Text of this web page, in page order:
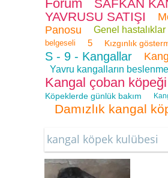
Forum
SAFKAN
YAVRUSU SATIŞI
Panosu
Genel hastalıklar
belgeseli
5 Kızgınlık
S - 9 - Kangallar
Yavru kangalların
Kangal çoban
Köpeklerde günlük bakım
Damızlık kangal
kangal köpek kulübesi